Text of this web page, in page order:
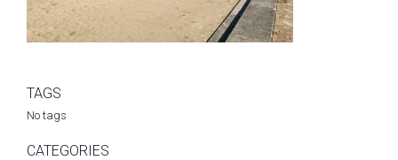
TAGS
No tags
CATEGORIES